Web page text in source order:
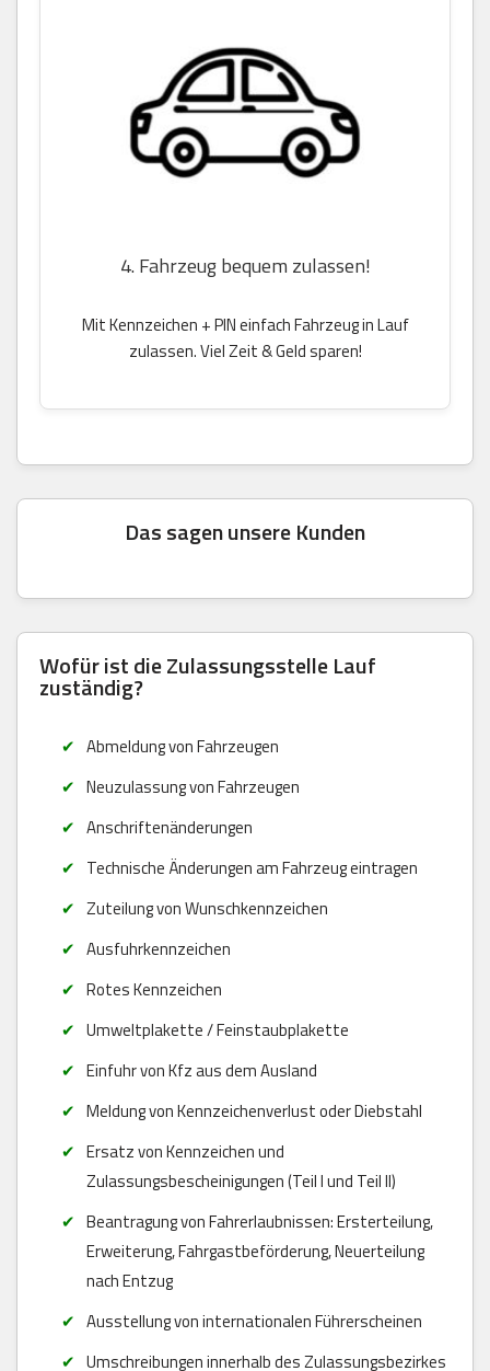
4. Fahrzeug bequem zulassen!
Mit Kennzeichen + PIN einfach Fahrzeug in Lauf
zulassen. Viel Zeit & Geld sparen!
Das sagen unsere Kunden
Wofür ist die Zulassungsstelle Lauf
zuständig?
Abmeldung von Fahrzeugen
Neuzulassung von Fahrzeugen
Anschriftenänderungen
Technische Änderungen am Fahrzeug eintragen
Zuteilung von Wunschkennzeichen
Ausfuhrkennzeichen
Rotes Kennzeichen
Umweltplakette / Feinstaubplakette
Einfuhr von Kfz aus dem Ausland
Meldung von Kennzeichenverlust oder Diebstahl
Ersatz von Kennzeichen und
Zulassungsbescheinigungen (Teil I und Teil II)
Beantragung von Fahrerlaubnissen: Ersterteilung,
Erweiterung, Fahrgastbeförderung, Neuerteilung
nach Entzug
Ausstellung von internationalen Führerscheinen
Umschreibungen innerhalb des Zulassungsbezirkes